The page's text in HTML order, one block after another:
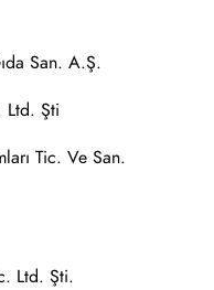
San. A.Ş.
Ltd. Şti
Tic. Ve San.
Ltd. Şti.